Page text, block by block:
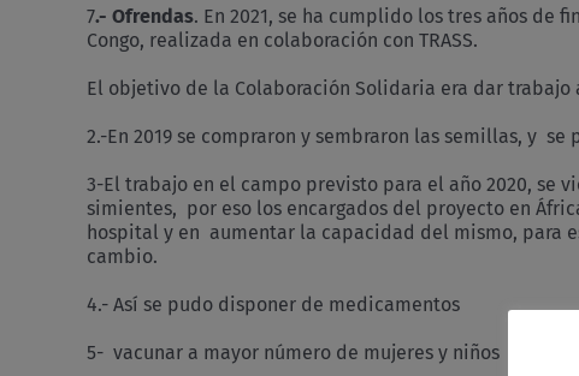
7.- Ofrendas. En 2021, se ha cumplido los tres años de
Congo, realizada en colaboración con TRASS.
El objetivo de la Colaboración Solidaria era dar
2.-En 2019 se compraron y sembraron las semillas, y
3-El trabajo en el campo previsto para el año 2020, se
simientes, por eso los encargados del proyecto en
hospital y en aumentar la capacidad del mismo, para
cambio.
4.- Así se pudo disponer de medicamentos
5- vacunar a mayor número de mujeres y niños